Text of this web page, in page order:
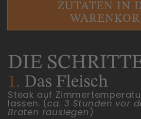
ZUTATEN IN
DIE
1. Das Fleisch
Steak auf
lassen. (ca. 3 Stunden vor
Braten rauslegen)